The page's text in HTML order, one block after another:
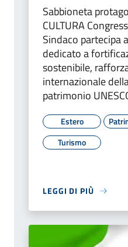
Sabbioneta
CULTURA
Sindaco partecipa
dedicato a
sostenibile,
internazionale
patrimonio
Estero
Turismo
LEGGI DI PIÙ